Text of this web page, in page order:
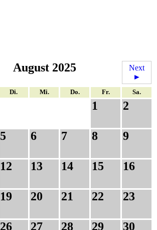
August 2025
Next
►
Di. Mi. Do. Fr. Sa.
1 2
5 6 7 8 9
12 13 14 15 16
19 20 21 22 23
26 27 28 29 30